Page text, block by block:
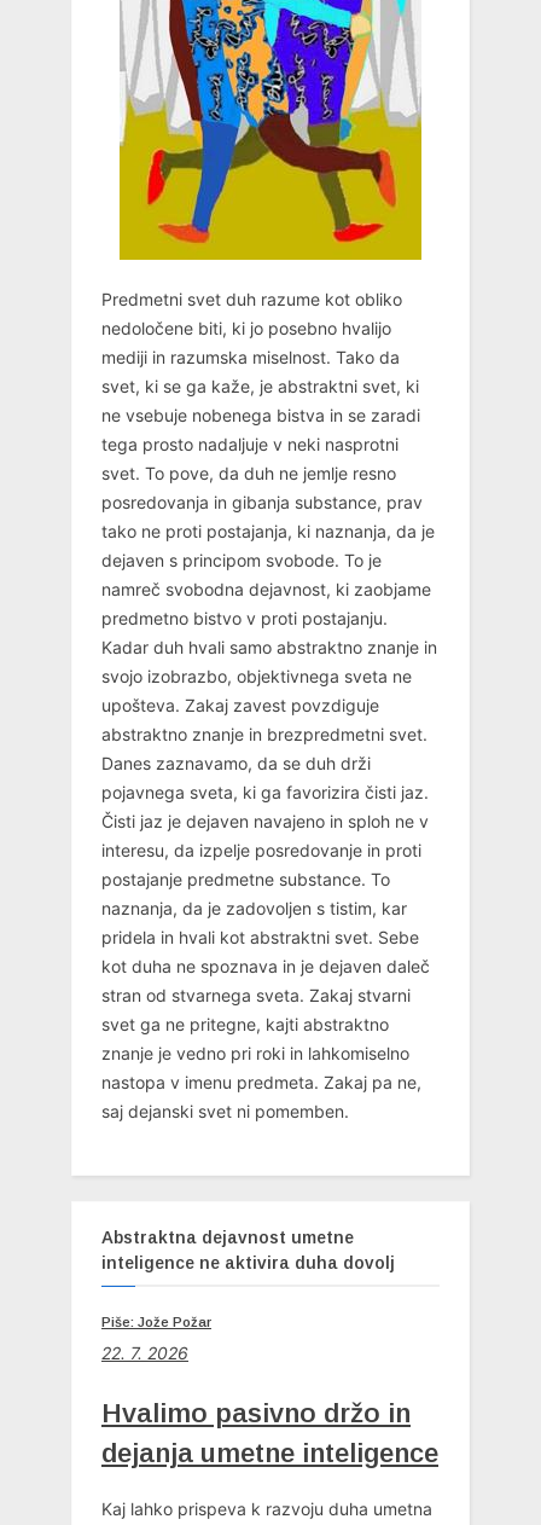
Predmetni svet duh razume kot obliko
nedoločene biti, ki jo posebno hvalijo
mediji in razumska miselnost. Tako da
svet, ki se ga kaže, je abstraktni svet, ki
ne vsebuje nobenega bistva in se zaradi
tega prosto nadaljuje v neki nasprotni
svet. To pove, da duh ne jemlje resno
posredovanja in gibanja substance, prav
tako ne proti postajanja, ki naznanja, da je
dejaven s principom svobode. To je
namreč svobodna dejavnost, ki zaobjame
predmetno bistvo v proti postajanju.
Kadar duh hvali samo abstraktno znanje in
svojo izobrazbo, objektivnega sveta ne
upošteva. Zakaj zavest povzdiguje
abstraktno znanje in brezpredmetni svet.
Danes zaznavamo, da se duh drži
pojavnega sveta, ki ga favorizira čisti jaz.
Čisti jaz je dejaven navajeno in sploh ne v
interesu, da izpelje posredovanje in proti
postajanje predmetne substance. To
naznanja, da je zadovoljen s tistim, kar
pridela in hvali kot abstraktni svet. Sebe
kot duha ne spoznava in je dejaven daleč
stran od stvarnega sveta. Zakaj stvarni
svet ga ne pritegne, kajti abstraktno
znanje je vedno pri roki in lahkomiselno
nastopa v imenu predmeta. Zakaj pa ne,
saj dejanski svet ni pomemben.
Abstraktna dejavnost umetne
inteligence ne aktivira duha dovolj
Piše: Jože Požar
22. 7. 2026
Hvalimo pasivno držo in
dejanja umetne inteligence
Kaj lahko prispeva k razvoju duha umetna